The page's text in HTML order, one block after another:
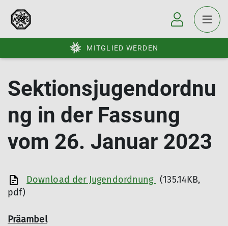
MITGLIED WERDEN
Sektionsjugendordnu
ng in der Fassung
vom 26. Januar 2023
Download der Jugendordnung (135.14KB,
pdf)
Präambel